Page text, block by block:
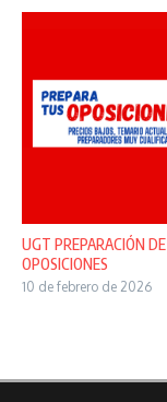
UGT PREPARACIÓN DE
OPOSICIONES
10 de febrero de 2026